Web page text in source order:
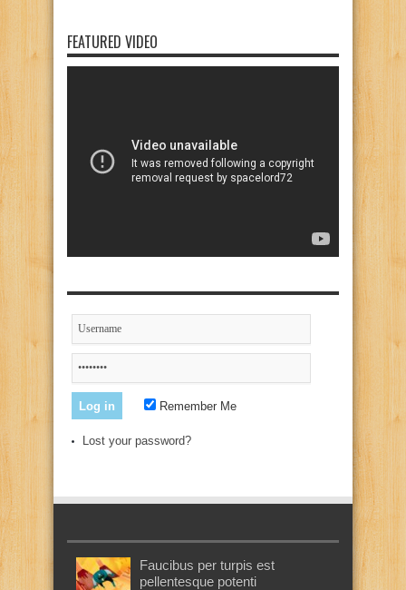
FEATURED VIDEO
Remember Me
Lost your password?
Faucibus per turpis est
pellentesque potenti